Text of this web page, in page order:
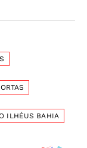
ILHÉUS BAHIA